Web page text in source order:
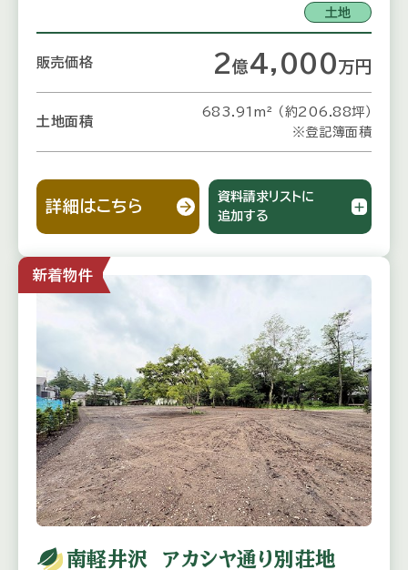
土地
販売価格 2億4,000万 円
土地面積
683.91m² （約206.88坪）
※登記簿面積
詳細はこちら
資料請求リストに
追加する
新着物件
南軽井沢 アカシヤ通り別荘地